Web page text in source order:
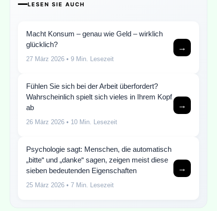
LESEN SIE AUCH
Macht Konsum – genau wie Geld – wirklich
glücklich?
27 März 2026 • 9 Min. Lesezeit
→
Fühlen Sie sich bei der Arbeit überfordert?
Wahrscheinlich spielt sich vieles in Ihrem Kopf
ab
26 März 2026 • 10 Min. Lesezeit
→
Psychologie sagt: Menschen, die automatisch
„bitte“ und „danke“ sagen, zeigen meist diese
sieben bedeutenden Eigenschaften
25 März 2026 • 7 Min. Lesezeit
→